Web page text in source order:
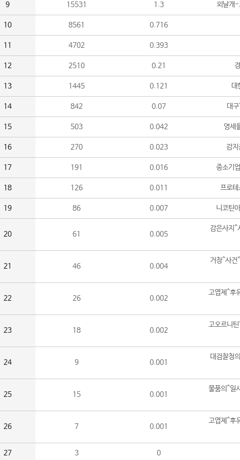
9 15531 1.3 외날개-
10 8561 0.716
11 4702 0.393
12 2510 0.21
13 1445 0.121 대
14 842 0.07 대
15 503 0.042 영세
16 270 0.023 감
17 191 0.016 중소기
18 126 0.011 프로테
19 86 0.007 니코틴
20 61 0.005
감은사지^
21 46 0.004
거창^사건
22 26 0.002
고엽제^후
23 18 0.002
고오르니
24 9 0.001
대검찰청
25 15 0.001
물품의^일
26 7 0.001
고엽제^후
27 3 0